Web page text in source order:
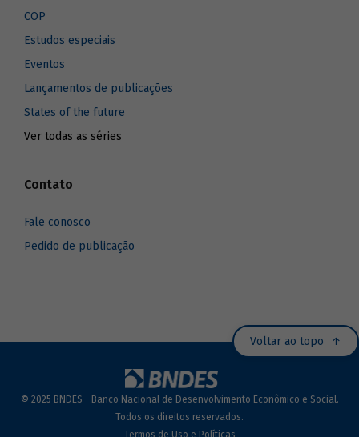
COP
Estudos especiais
Eventos
Lançamentos de publicações
States of the future
Ver todas as séries
Contato
Fale conosco
Pedido de publicação
Voltar ao topo
© 2025 BNDES - Banco Nacional de Desenvolvimento Econômico e Social.
Todos os direitos reservados.
Termos de Uso e Políticas